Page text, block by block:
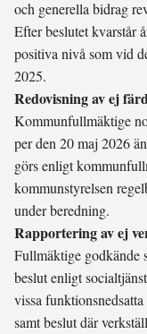
och generella bidrag
Efter beslutet kvarstår
positiva nivå som vid
2025.
Redovisning av ej
Kommunfullmäktige
per den 20 maj 2026
görs enligt
kommunstyrelsen
under beredning.
Rapportering av ej
Fullmäktige godkände
beslut enligt
vissa
samt beslut där